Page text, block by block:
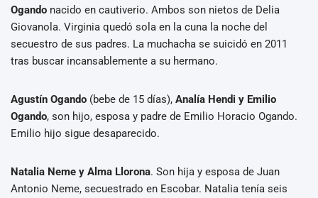
Ogando nacido en cautiverio. Ambos son nietos de Delia
Giovanola. Virginia quedó sola en la cuna la noche del
secuestro de sus padres. La muchacha se suicidó en 2011
tras buscar incansablemente a su hermano.
Agustín Ogando (bebe de 15 días), Analía Hendi y Emilio
Ogando, son hijo, esposa y padre de Emilio Horacio Ogando.
Emilio hijo sigue desaparecido.
Natalia Neme y Alma Llorona. Son hija y esposa de Juan
Antonio Neme, secuestrado en Escobar. Natalia tenía seis